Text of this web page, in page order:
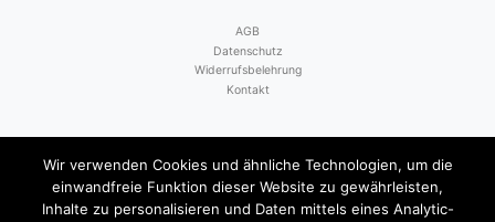
AGB
Datenschutz
Widerrufsbelehrung
Kontakt
Zahlen mit
Wir verwenden Cookies und ähnliche Technologien, um die
einwandfreie Funktion dieser Website zu gewährleisten,
Inhalte zu personalisieren und Daten mittels eines Analytic-